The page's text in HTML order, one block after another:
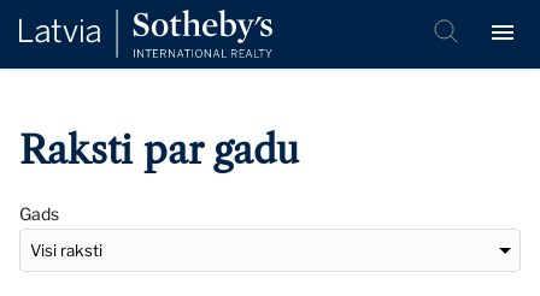
Raksti par gadu
Gads